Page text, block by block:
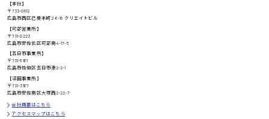
高知県
鳥取県
日給8000円〜
【本社】
〒733-0812
広島市西区己斐本町2-6-18 クリエイトビル
【可部営業所】
〒731-0223
広島市安佐北区可部南4-17-5
【五日市事業所】
〒731-5161
広島市佐伯区五日市港2-2-1
【沼田事業所】
〒731-3167
広島市安佐南区大塚西2-22-7
会社概要はこちら
アクセスマップはこちら